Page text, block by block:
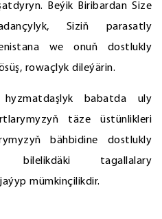
Beýik Biribardan Size
Siziň parasatly
we onuň dostlukly
rowaçlyk dileýärin.
babatda uly
täze üstünlikleri
bähbidine dostlukly
bilelikdäki tagallalary
mümkinçilikdir.